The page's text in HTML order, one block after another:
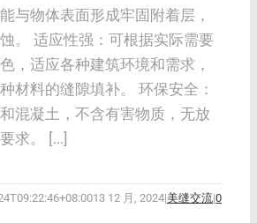
与物体表面形成牢固附着层，
。 适应性强：可根据实际需要
，适应各种建筑环境和需求，
材料的缝隙填补。 环保安全：
混凝土，不含有害物质，无放
求。 [...]
13 12 月, 2024|美缝交流|0